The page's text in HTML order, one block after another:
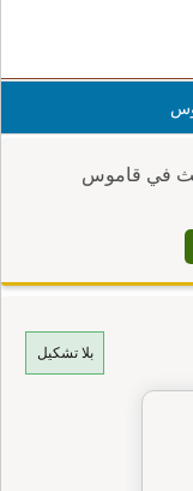
في قاموس
بلا تشكيل